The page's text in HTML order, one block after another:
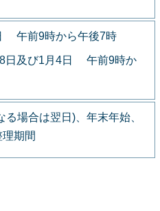
午前9時から午後7時
日及び1月4日 午前9時か
る場合は翌日)、年末年始、
期間